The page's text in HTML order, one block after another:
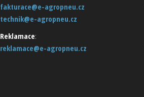
fakturace@e-agropneu.cz
technik@e-agropneu.cz
Reklamace:
reklamace@e-agropneu.cz